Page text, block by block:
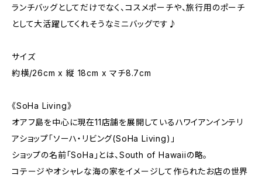
ランチバッグとしてだけでなく、コスメポーチや、旅行用のポーチ
として大活躍してくれそうなミニバッグです♪
サイズ
約横/26cm x 縦 18cm x マチ8.7cm
《SoHa Living》
オアフ島を中心に現在11店舗を展開しているハワイアンインテリ
アショップ「ソーハ・リビング(SoHa Living)」
ショップの名前「SoHa」とは、South of Hawaiiの略。
コテージやオシャレな海の家をイメージして作られたお店の世界